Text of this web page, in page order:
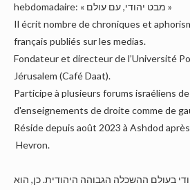
hebdomadaire: « מבט יהודי, עם עולם »
Il écrit nombre de chroniques et
français publiés sur les medias.
Fondateur et directeur de l’Université
Jérusalem (Café Daat).
Participe à plusieurs forums israéliens
d'enseignements de droite comme de
Réside depuis août 2023 à Ashdod
Hevron.
בעולם ההשכלה הגבוהה היהודית. כן, הוא